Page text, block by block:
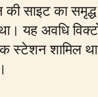
की साइट का
यह अवधि
स्टेशन शामिल